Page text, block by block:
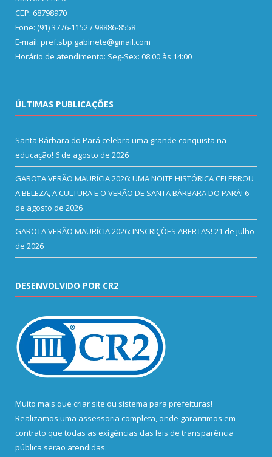
CEP: 68798970
Fone: (91) 3776-1152 / 98886-8558
E-mail: pref.sbp.gabinete@gmail.com
Horário de atendimento: Seg-Sex: 08:00 às 14:00
ÚLTIMAS PUBLICAÇÕES
Santa Bárbara do Pará celebra uma grande conquista na
educação! 6 de agosto de 2026
GAROTA VERÃO MAURÍCIA 2026: UMA NOITE HISTÓRICA CELEBROU
A BELEZA, A CULTURA E O VERÃO DE SANTA BÁRBARA DO PARÁ! 6
de agosto de 2026
GAROTA VERÃO MAURÍCIA 2026: INSCRIÇÕES ABERTAS! 21 de julho
de 2026
DESENVOLVIDO POR CR2
Muito mais que criar site ou sistema para prefeituras!
Realizamos uma assessoria completa, onde garantimos em
contrato que todas as exigências das leis de transparência
pública serão atendidas.